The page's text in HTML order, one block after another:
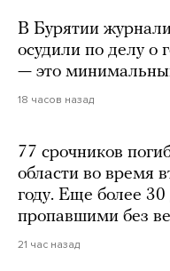
В Бурятии
осудили по делу о
— это
18 часов назад
77 срочников
области во время
году. Еще более 30
пропавшими без
21 час назад